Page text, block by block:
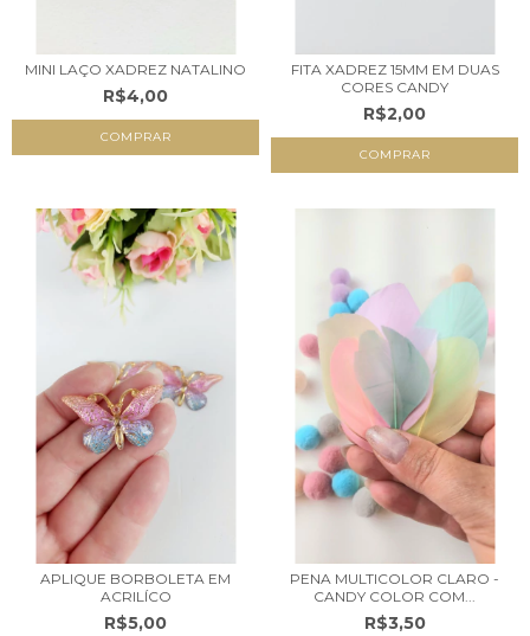
MINI LAÇO XADREZ NATALINO
R$4,00
FITA XADREZ 15MM EM DUAS
CORES CANDY
R$2,00
COMPRAR
APLIQUE BORBOLETA EM
ACRILÍCO
R$5,00
PENA MULTICOLOR CLARO -
CANDY COLOR COM...
R$3,50